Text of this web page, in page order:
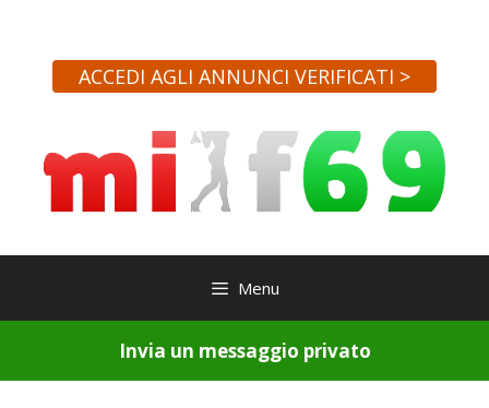
contenutoACCEDI AGLI ANNUNCI VERIFICATI >
Menu
Invia un messaggio privato